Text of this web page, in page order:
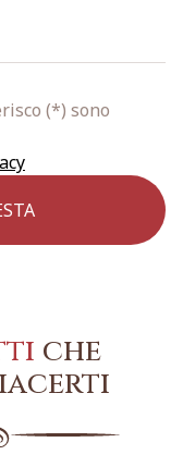
(*) sono
che